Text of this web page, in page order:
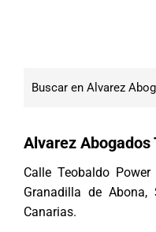
Alvarez Abogados
Calle Teobaldo
Granadilla de
Canarias.